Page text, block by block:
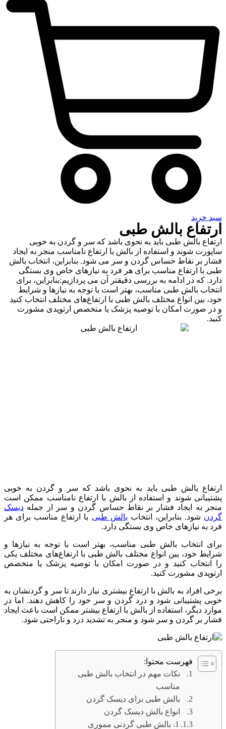
سبد خرید
ارتفاع بالش طبی
ارتفاع بالش طبی باید به نحوی باشد که سر و گردن به خوبی
ساپورت شوند و استفاده از بالش با ارتفاع نامناسب منجر به ایجاد
فشار بر نقاط حساس گردن و سر می شود. بنابراین، انتخاب بالش
طبی با ارتفاع مناسب برای هر فرد به نیازهای خاص وی بستگی
دارد. که در ادامه به بررسی دقیقتر آن می پردازیم:بنابراین، برای
انتخاب بالش طبی مناسب، بهتر است با توجه به نیازها و شرایط
خود، بین انواع مختلف بالش طبی با ارتفاع‌های مختلف انتخاب کنید
و در صورت امکان با توصیه پزشک یا متخصص ارتوپدی مشورت
کنید.
ارتفاع بالش طبی باید به نحوی باشد که سر و گردن به خوبی
پشتیبانی شوند و استفاده از بالش با ارتفاع نامناسب ممکن است
منجر به ایجاد فشار بر نقاط حساس گردن و سر از جمله دیسک
گردن شود. بنابراین، انتخاب بالش طبی با ارتفاع مناسب برای هر
فرد به نیازهای خاص وی بستگی دارد.
برای انتخاب بالش طبی مناسب، بهتر است با توجه به نیازها و
شرایط خود، بین انواع مختلف بالش طبی با ارتفاع‌های مختلف یکی
را انتخاب کنید و در صورت امکان با توصیه پزشک یا متخصص
ارتوپدی مشورت کنید.
برخی افراد به بالش با ارتفاع بیشتری نیاز دارند تا سر و گردنشان به
خوبی پشتیبانی شود و درد گردن و سر خود را کاهش دهند. اما در
موارد دیگر، استفاده از بالش با ارتفاع بیشتر ممکن است باعث ایجاد
فشار بر گردن و سر شود و منجر به تشدید درد و ناراحتی شود.
فهرست محتوا:
نکات مهم در انتخاب بالش طبی
مناسب
بالش طبی برای دیسک گردن
انواع بالش دیسک گردن
1. بالش طبی گردنی مموری